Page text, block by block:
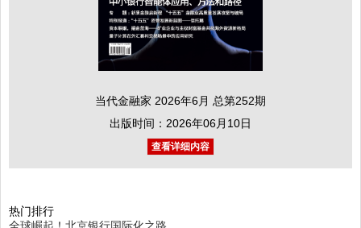
当代金融家 2026年6月 总第252期
出版时间：2026年06月10日
查看详细内容
热门排行